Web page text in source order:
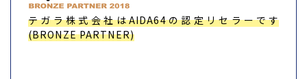
テガラ株式会社はAIDA64の認定リセラーです
(BRONZE PARTNER)